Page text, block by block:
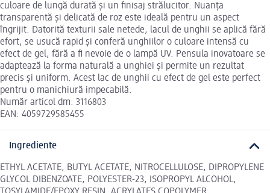
culoare de lungă durată și un finisaj strălucitor. Nuanța
transparentă și delicată de roz este ideală pentru un aspect
îngrijit. Datorită texturii sale netede, lacul de unghii se aplică fără
efort, se usucă rapid și conferă unghiilor o culoare intensă cu
efect de gel, fără a fi nevoie de o lampă UV. Pensula inovatoare se
adaptează la forma naturală a unghiei și permite un rezultat
precis și uniform. Acest lac de unghii cu efect de gel este perfect
pentru o manichiură impecabilă.
Număr articol dm: 3116803
EAN: 4059729585455
Ingrediente
ETHYL ACETATE, BUTYL ACETATE, NITROCELLULOSE, DIPROPYLENE
GLYCOL DIBENZOATE, POLYESTER-23, ISOPROPYL ALCOHOL,